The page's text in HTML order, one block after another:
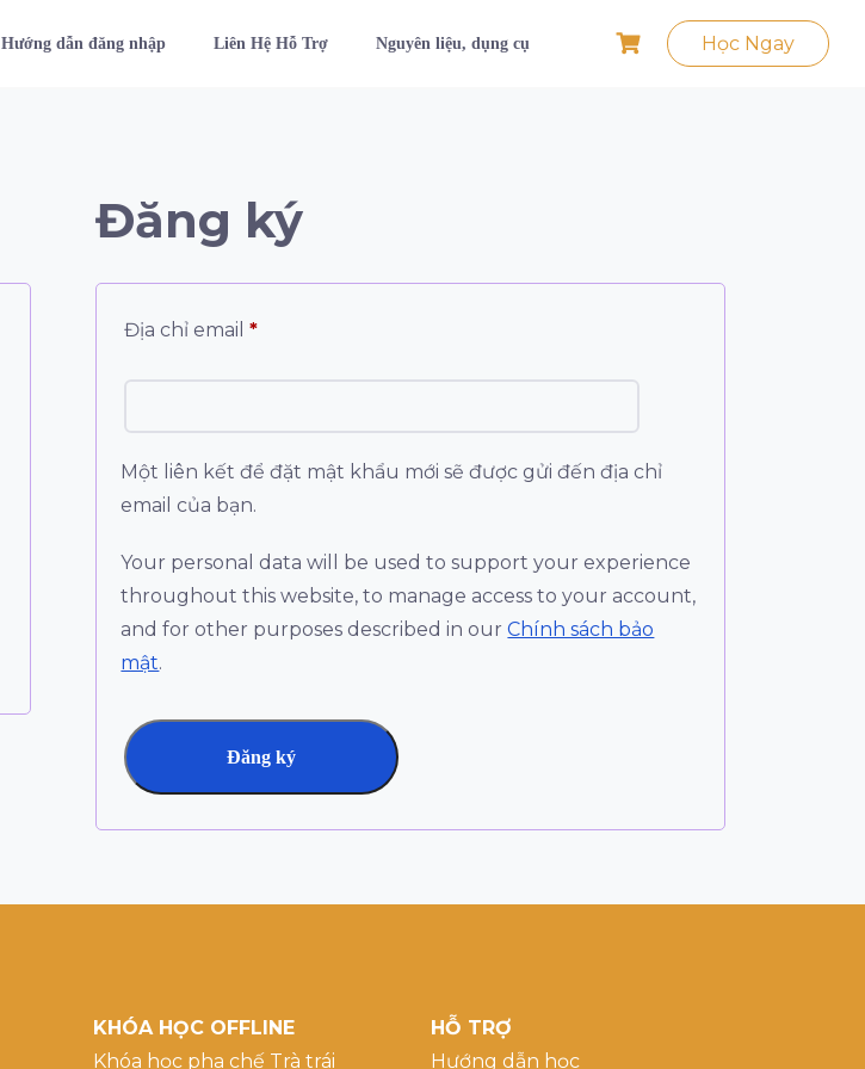
Hướng dẫn đăng nhập Liên Hệ Hỗ Trợ Nguyên liệu, dụng cụ Học Ngay
Đăng ký
Địa chỉ email*
Một liên kết để đặt mật khẩu mới sẽ được gửi đến địa chỉ
email của bạn.
Your personal data will be used to support your experience
throughout this website, to manage access to your account,
and for other purposes described in ourChính sách bảo
mật.
Đăng ký
KHÓA HỌC OFFLINE
Khóa học pha chế Trà trái
HỖ TRỢ
Hướng dẫn học